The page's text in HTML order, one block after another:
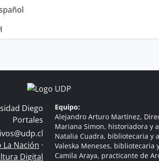
Diego
Portales
La Nación ·
Digital
Equipo:
Alejandro Arturo Martínez,
Mariana Simon, historiadora y
Natalia Cuadra, bibliotecaria y
Valeska Meneses, bibliotecaria
Camila Araya, practicante de